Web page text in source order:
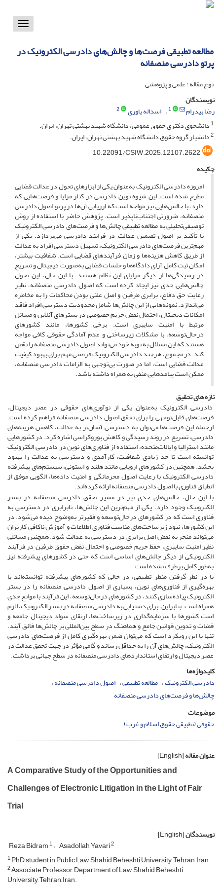
Toggle
مطالعه تطبیقی فرصت‌ها و چالش‌های دادرسی الکترونیک در
پرتو دادرسی منصفانه
نوع مقاله : علمی و پژوهشی
نویسندگان
رضا بیدرام
1 اسداله یاوری
2
1دانشجوی دکتری حقوق عمومی، دانشگاه شهید بهشتی تهران، ایران.
2دانشیار گروه حقوق دانشگاه شهید بهشتی تهران، ایران.
10.22091/CSIW.2025.12107.2622
چکیده
امروزه دادرسی الکترونیک به‌عنوان یکی از ابزارهای تحول در عدالت قضایی
مطرح شده است. این شیوه نوین دادرسی در کنار مزایا و فرصت‌هایی که
دارد، با چالش‌هایی نیز مواجه است که ارزیابی آن‌ها در پرتو اصول دادرسی
منصفانه، ضرورتی اجتناب‌ناپذیر است. پژوهش حاضر با استفاده از روش
توصیفی‌تحلیلی به مطالعه تطبیقی چالش‌ها و فرصت‌های دادرسی الکترونیک
با تأکید بر اصول تضمین عدالت در فرایند دادرسی می‌پردازد. یکی از
مهم‌ترین فرصت‌های دادرسی الکترونیک، تسهیل دسترسی افراد به عدالت
از طریق کاهش هزینه‌ها و زمان فرآیندهای قضایی است. شفافیت بیشتر،
امکان ثبت کامل آرای دادگاه‌ها و جلسات قضایی به‌صورت دیجیتال و تسریع
در رسیدگی‌ها از دیگر مزایای این نظام هستند. با این حال، این تحول
چالش‌هایی جدی نیز ایجاد کرده است که اصول دادرسی منصفانه، نظیر
رعایت حق دفاع، برابری طرفین و اصل علنی بودن محاکمات را به مخاطره
می‌اندازد. نمونه‌هایی از این چالش‌ها شامل محدودیت دسترسی افراد فاقد
امکانات دیجیتال، احتمال نقض حریم خصوصی در بسترهای آنلاین و مسائل
مرتبط با امنیت سایبری است. برخی کشورها، مانند کشورهای
درحال‌توسعه، با مشکلات زیرساختی و عدم آمادگی حقوقی کافی مواجه
هستند که این مسائل به نوبه خود می‌تواند اصول دادرسی منصفانه را نقض
کند. در مجموع، هرچند دادرسی الکترونیک فرصتی مهم برای بهبود کیفیت
عدالت قضایی است، اما در صورت بی‌توجهی به الزامات دادرسی منصفانه،
ممکن است پیامدهایی منفی به همراه داشته باشد.
تازه های تحقیق
دادرسی الکترونیک به‌عنوان یکی از نوآوری‌های حقوقی در عصر دیجیتال،
فرصت‌های قابل‌توجهی را برای تحقق اصول دادرسی منصفانه فراهم کرده است.
ازجمله این فرصت‌ها می‌توان به دسترسی آسان‌تر به عدالت، کاهش هزینه‌های
دادرسی، تسریع در روند رسیدگی و کاهش بوروکراسی اشاره کرد. در کشورهایی
مانند استرالیا و ایالات‌متحده، استفاده از فناوری‌های نوین در دادرسی الکترونیک
توانسته است تا حد زیادی شفافیت، کارآمدی و دسترسی به عدالت را بهبود
بخشد. همچنین در کشورهای اروپایی مانند هلند و استونی، سیستم‌های پیشرفته
دادرسی الکترونیک با رعایت اصول محرمانگی و امنیت داده‌ها، الگویی موفق از
انطباق فناوری با اصول دادرسی منصفانه ارائه کرده‌اند.
با این حال، چالش‌های جدی نیز در مسیر تحقق دادرسی منصفانه در بستر
الکترونیک وجود دارد. یکی از مهم‌ترین این چالش‌ها، نابرابری در دسترسی به
فناوری است که در کشورهای درحال‌توسعه و فقیرتر به‌وضوح دیده می‌شود. در
این کشورها، نبود زیرساخت‌های مناسب فناوری اطلاعات و آموزش ناکافی کاربران
می‌تواند منجر به نقض اصل برابری در دسترسی به عدالت شود. همچنین مسائلی
نظیر امنیت سایبری، حفظ حریم خصوصی و احتمال نقض حقوق طرفین در فرآیند
الکترونیکی از دیگر چالش‌های اساسی است که حتی در کشورهای پیشرفته نیز
به‌طور کامل برطرف نشده است.
با در نظر گرفتن منظر تطبیقی، در حالی که کشورهای پیشرفته توانسته‌اند با
بهره‌گیری از فناوری‌های نوین، بسیاری از اصول دادرسی منصفانه را در بستر
الکترونیک پیاده‌سازی کنند، در کشورهای درحال‌توسعه، این فرآیند با موانع جدی
همراه است. بنابراین، برای دستیابی به دادرسی منصفانه در بستر الکترونیک، لازم
است کشورها با سرمایه‌گذاری در زیرساخت‌ها، ارتقای سواد دیجیتال جامعه و
قضات و تدوین قوانین جامع و هماهنگ در سطح بین‌المللی بر چالش‌ها فائق آیند.
تنها با این رویکرد است که می‌توان ضمن بهره‌گیری کامل از فرصت‌های دادرسی
الکترونیک، چالش‌های آن را به حداقل رساند و گامی مؤثر در جهت تحقق عدالت در
عصر دیجیتال و ارتقای استانداردهای دادرسی منصفانه در سطح جهانی برداشت.
کلیدواژه‌ها
دادرسی الکترونیک مطالعه تطبیقی اصول دادرسی منصفانه
چالش‌ها و فرصت‌های دادرسی منصفانه
موضوعات
حقوقی (تطبیقی حقوق اسلام و غرب)
عنوان مقاله[English]
A Comparative Study of the Opportunities and
Challenges of Electronic Litigation in the Light of Fair
Trial
نویسندگان[English]
Reza Bidram1 Asadollah Yavari2
1PhD student in Public Law, Shahid Beheshti University, Tehran, Iran.
2Associate Professor, Department of Law, Shahid Beheshti
University, Tehran, Iran.